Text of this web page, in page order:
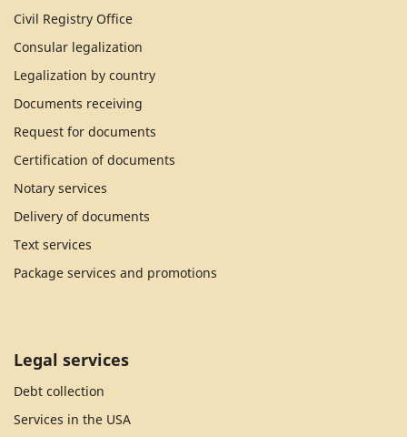
Civil Registry Office
Consular legalization
Legalization by country
Documents receiving
Request for documents
Certification of documents
Notary services
Delivery of documents
Text services
Package services and promotions
Legal services
Debt collection
Services in the USA